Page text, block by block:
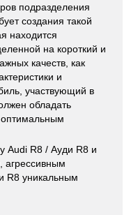
подразделения
создания такой
находится
на короткий и
качеств, как
и
участвующий в
обладать
Audi R8 / Ауди R8 и
агрессивным
R8 уникальным